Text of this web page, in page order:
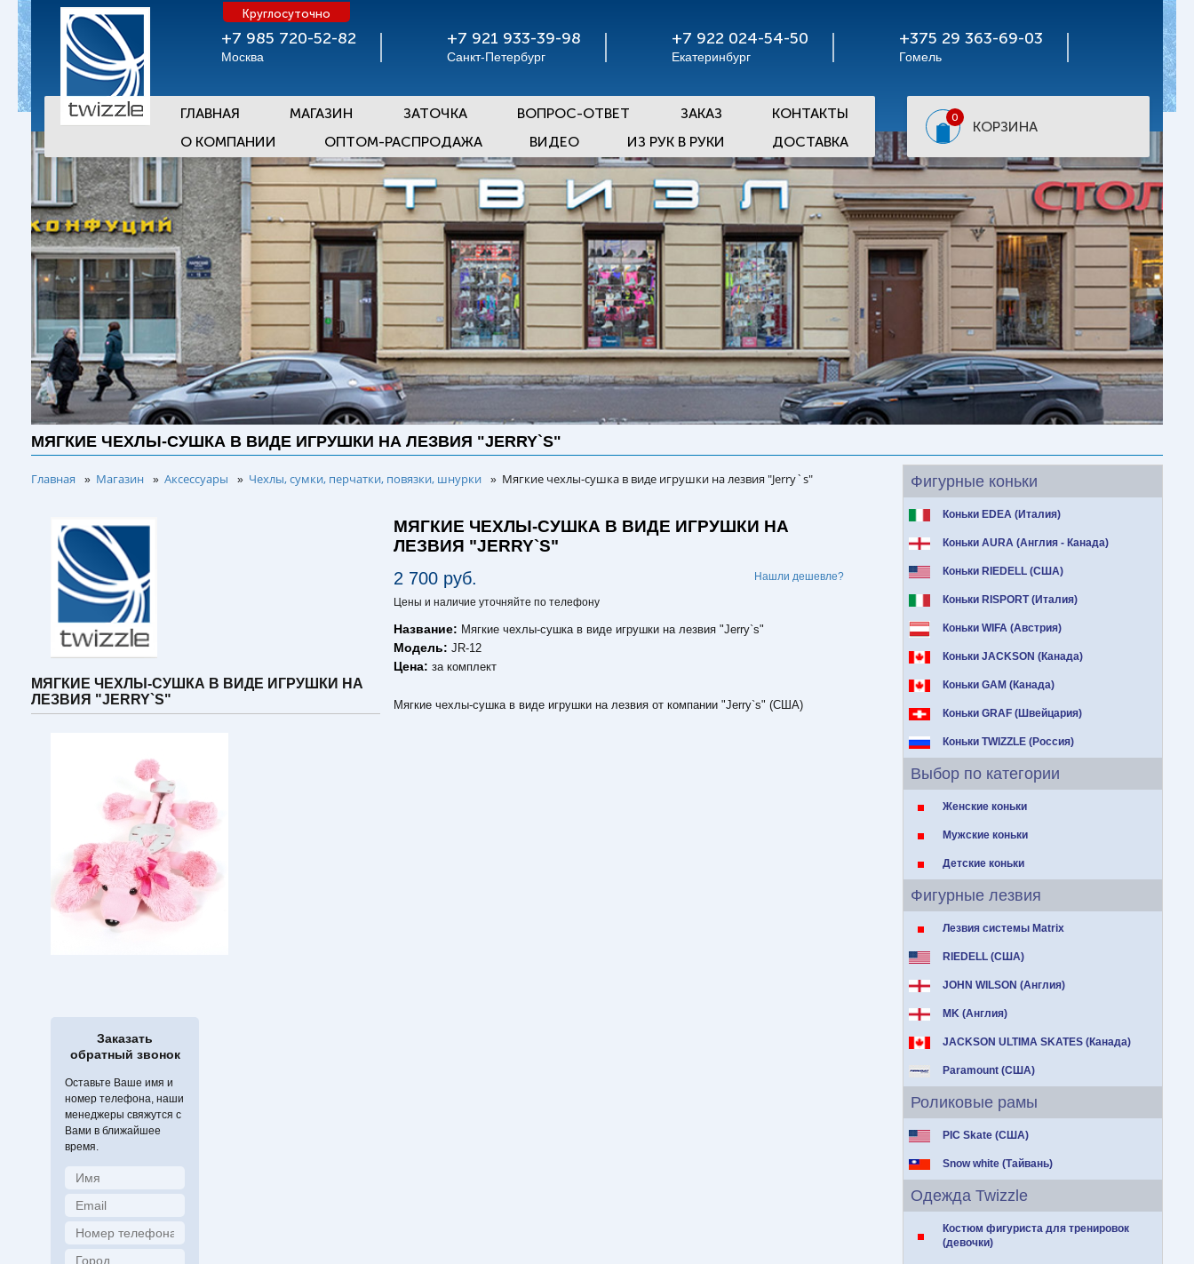
+7 985 720-52-82
Москва
Круглосуточно
+7 921 933-39-98
Санкт-Петербург
+7 922 024-54-50
Екатеринбург
+375 29 363-69-03
Гомель
ГЛАВНАЯ МАГАЗИН ЗАТОЧКА ВОПРОС-ОТВЕТ ЗАКАЗ
КОНТАКТЫ
О КОМПАНИИ
ОПТОМ-РАСПРОДАЖА ВИДЕО ИЗ РУК В РУКИ ДОСТАВКА
0
КОРЗИНА
МЯГКИЕ ЧЕХЛЫ-СУШКА В ВИДЕ ИГРУШКИ НА ЛЕЗВИЯ "JERRY`S"
Фигурные коньки
Коньки EDEA (Италия)
Коньки AURA (Англия - Канада)
Коньки RIEDELL (США)
Коньки RISPORT (Италия)
Коньки WIFA (Австрия)
Коньки JACKSON (Канада)
Коньки GAM (Канада)
Коньки GRAF (Швейцария)
Коньки TWIZZLE (Россия)
Выбор по категории
Женские коньки
Мужские коньки
Детские коньки
Фигурные лезвия
Лезвия системы Matrix
RIEDELL (США)
JOHN WILSON (Англия)
MK (Англия)
JACKSON ULTIMA SKATES (Канада)
Paramount (США)
Роликовые рамы
PIC Skate (США)
Snow white (Тайвань)
Одежда Twizzle
Костюм фигуриста для тренировок
(девочки)
Главная » Магазин » Аксессуары » Чехлы, сумки, перчатки, повязки, шнурки » Мягкие чехлы-сушка в виде игрушки на лезвия "Jerry`s"
МЯГКИЕ ЧЕХЛЫ-СУШКА В ВИДЕ ИГРУШКИ НА
ЛЕЗВИЯ "JERRY`S"
Заказать
обратный звонок
Оставьте Ваше имя и
номер телефона, наши
менеджеры свяжутся с
Вами в ближайшее
время.
МЯГКИЕ ЧЕХЛЫ-СУШКА В ВИДЕ ИГРУШКИ НА
ЛЕЗВИЯ "JERRY`S"
2 700 руб. Нашли дешевле?
Цены и наличие уточняйте по телефону
Название: Мягкие чехлы-сушка в виде игрушки на лезвия "Jerry`s"
Модель:JR-12
Цена:за комплект
Мягкие чехлы-сушка в виде игрушки на лезвия от компании "Jerry`s" (США)